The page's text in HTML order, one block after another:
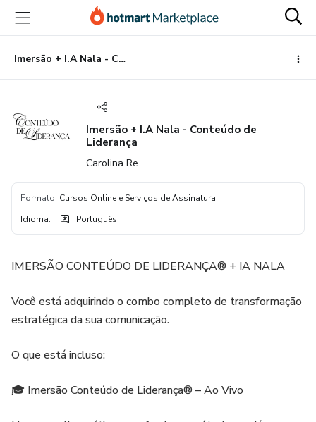
para
conteúdo
principal
para
pagamento
para
rodapé
Imersão + I.A Nala - Conteúdo de Liderança
Imersão + I.A Nala - Conteúdo de
Liderança
Carolina Re
Formato: Cursos Online e Serviços de Assinatura
Idioma: Português
IMERSÃO CONTEÚDO DE LIDERANÇA® + IA NALA
Você está adquirindo o combo completo de transformação
estratégica da sua comunicação.
O que está incluso:
🎓 Imersão Conteúdo de Liderança® – Ao Vivo